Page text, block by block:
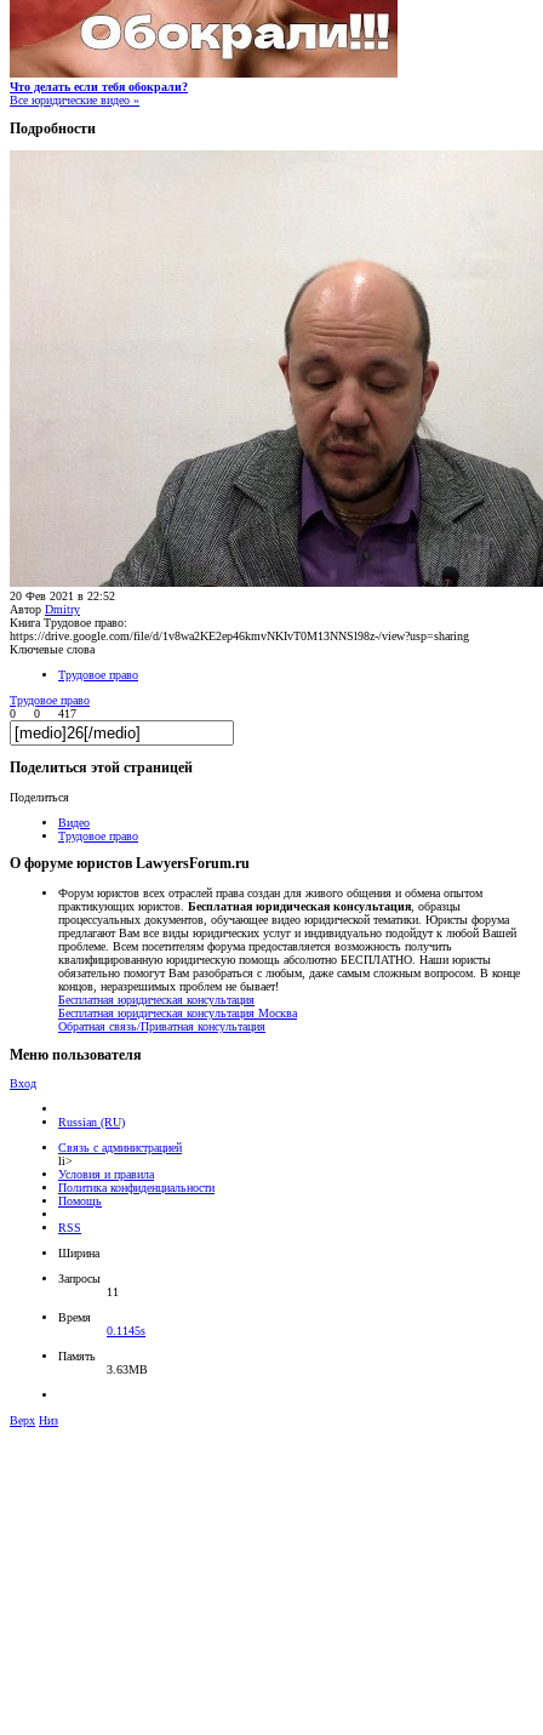
Что делать если тебя обокрали?
Все юридические видео »
Подробности
20 Фев 2021 в 22:52
Автор Dmitry
Книга Трудовое право:
https://drive.google.com/file/d/1v8wa2KE2ep46kmvNKIvT0M13NNSl98z-/view?usp=sharing
Ключевые слова
Трудовое право
Трудовое право
0 0 417
Поделиться этой страницей
Поделиться
Видео
Трудовое право
О форуме юристов LawyersForum.ru
Форум юристов всех отраслей права создан для живого общения и обмена опытом
практикующих юристов. Бесплатная юридическая консультация , образцы
процессуальных документов, обучающее видео юридической тематики. Юристы форума
предлагают Вам все виды юридических услуг и индивидуально подойдут к любой Вашей
проблеме. Всем посетителям форума предоставляется возможность получить
квалифицированную юридическую помощь абсолютно БЕСПЛАТНО. Наши юристы
обязательно помогут Вам разобраться с любым, даже самым сложным вопросом. В конце
концов, неразрешимых проблем не бывает!
Бесплатная юридическая консультация
Бесплатная юридическая консультация Москва
Обратная связь/Приватная консультация
Меню пользователя
Вход
Russian (RU)
Связь с администрацией
li>
Условия и правила
Политика конфиденциальности
Помощь
RSS
Ширина
Запросы
11
Время
0.1145s
Память
3.63MB
Верх Низ